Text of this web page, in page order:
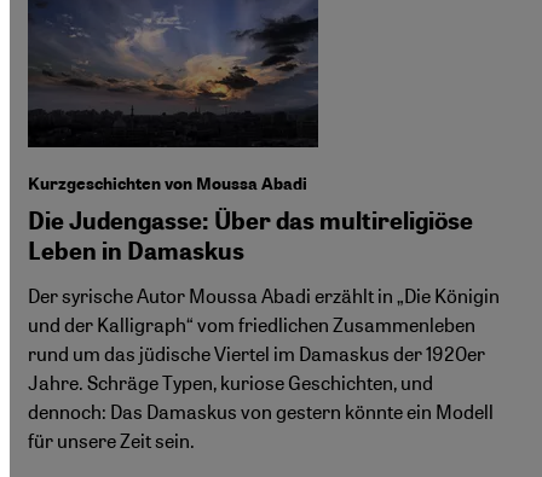
Kurzgeschichten von Moussa Abadi
Die Judengasse: Über das multireligiöse
Leben in Damaskus
Der syrische Autor Moussa Abadi erzählt in „Die Königin
und der Kalligraph“ vom friedlichen Zusammenleben
rund um das jüdische Viertel im Damaskus der 1920er
Jahre. Schräge Typen, kuriose Geschichten, und
dennoch: Das Damaskus von gestern könnte ein Modell
für unsere Zeit sein.